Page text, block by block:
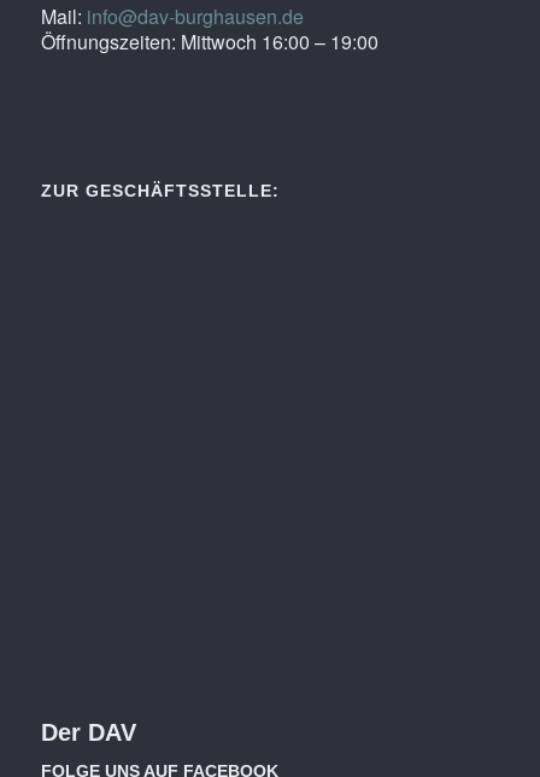
Mail: info@dav-burghausen.de
Öffnungszeiten: Mittwoch 16:00 – 19:00
ZUR GESCHÄFTSSTELLE:
Der DAV
FOLGE UNS AUF FACEBOOK